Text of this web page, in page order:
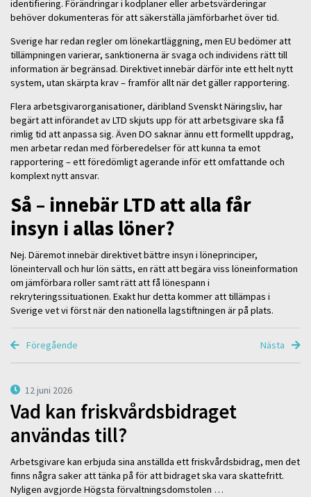
identifiering. Förändringar i kodplaner eller arbetsvärderingar
behöver dokumenteras för att säkerställa jämförbarhet över tid.
Sverige har redan regler om lönekartläggning, men EU bedömer att
tillämpningen varierar, sanktionerna är svaga och individens rätt till
information är begränsad. Direktivet innebär därför inte ett helt nytt
system, utan skärpta krav – framför allt när det gäller rapportering.
Flera arbetsgivarorganisationer, däribland Svenskt Näringsliv, har
begärt att införandet av LTD skjuts upp för att arbetsgivare ska få
rimlig tid att anpassa sig. Även DO saknar ännu ett formellt uppdrag,
men arbetar redan med förberedelser för att kunna ta emot
rapportering – ett föredömligt agerande inför ett omfattande och
komplext nytt ansvar.
Så – innebär LTD att alla får
insyn i allas löner?
Nej. Däremot innebär direktivet bättre insyn i löneprinciper,
löneintervall och hur lön sätts, en rätt att begära viss löneinformation
om jämförbara roller samt rätt att få lönespann i
rekryteringssituationen. Exakt hur detta kommer att tillämpas i
Sverige vet vi först när den nationella lagstiftningen är på plats.
Föregående Nästa
12 juni 2026
Vad kan friskvårdsbidraget
användas till?
Arbetsgivare kan erbjuda sina anställda ett friskvårdsbidrag, men det
finns några saker att tänka på för att bidraget ska vara skattefritt.
Nyligen avgjorde Högsta förvaltningsdomstolen …